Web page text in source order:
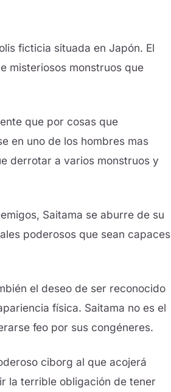
ficticia situada en Japón. El
misteriosos monstruos que
que por cosas que
en uno de los hombres mas
derrotar a varios monstruos y
Saitama se aburre de su
poderosos que sean capaces
el deseo de ser reconocido
física. Saitama no es el
feo por sus congéneres.
ciborg al que acojerá
la terrible obligación de tener